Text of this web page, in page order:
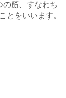
の筋、すなわち
とをいいます。